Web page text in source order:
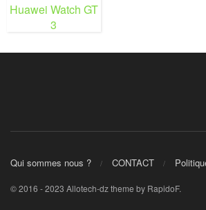
Huawei Watch GT
3
Qui sommes nous ? CONTACT
© 2016 - 2023 Allotech-dz theme by RapidoF.